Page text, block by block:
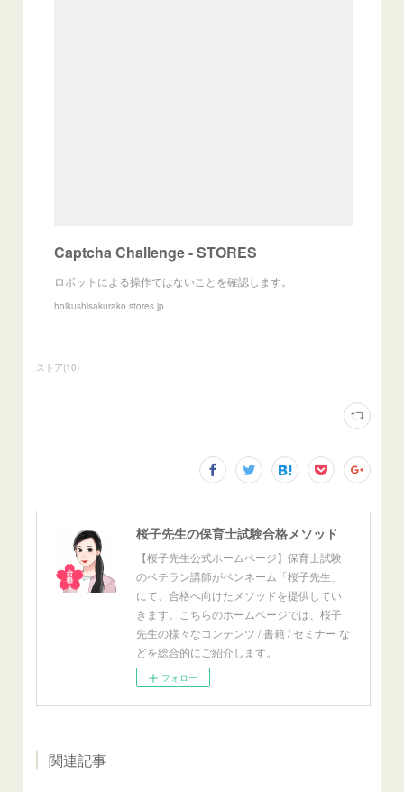
Captcha Challenge - STORES
ロボットによる操作ではないことを確認します。
hoikushisakurako.stores.jp
ストア(10)
桜子先生の保育士試験合格メソッド
【桜子先生公式ホームページ】保育士試験
のベテラン講師がペンネーム「桜子先生」
にて、合格へ向けたメソッドを提供してい
きます。こちらのホームページでは、桜子
先生の様々なコンテンツ / 書籍 / セミナー な
どを総合的にご紹介します。
フォロー
関連記事